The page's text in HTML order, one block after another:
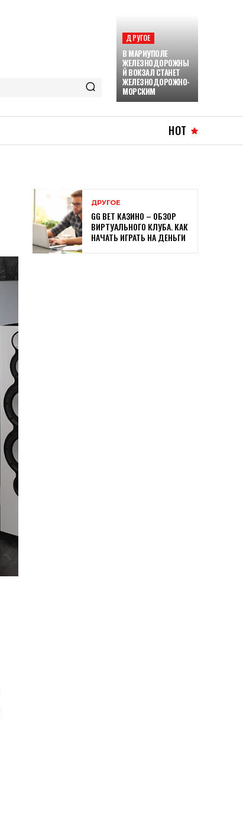
ДРУГОЕ
В МАРИУПОЛЕ
ЖЕЛЕЗНОДОРОЖНЫ
Й ВОКЗАЛ СТАНЕТ
ЖЕЛЕЗНОДОРОЖНО-
МОРСКИМ
HOT
ДРУГОЕ
GG BET КАЗИНО – ОБЗОР
ВИРТУАЛЬНОГО КЛУБА. КАК
НАЧАТЬ ИГРАТЬ НА ДЕНЬГИ